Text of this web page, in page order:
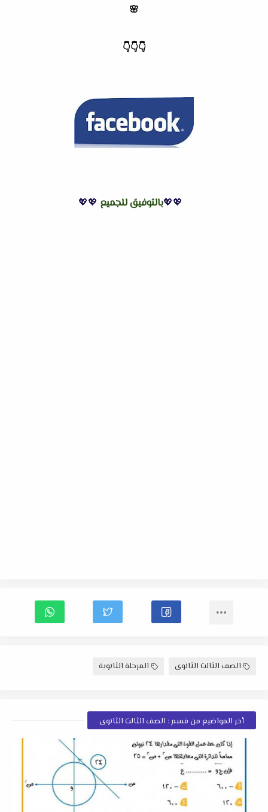
🌸
👇
👇
👇
💖💖بالتوفيق للجميع 💖💖
الصف الثالث الثانوى المرحلة الثانوية
أخر المواضيع من قسم : الصف الثالث الثانوى